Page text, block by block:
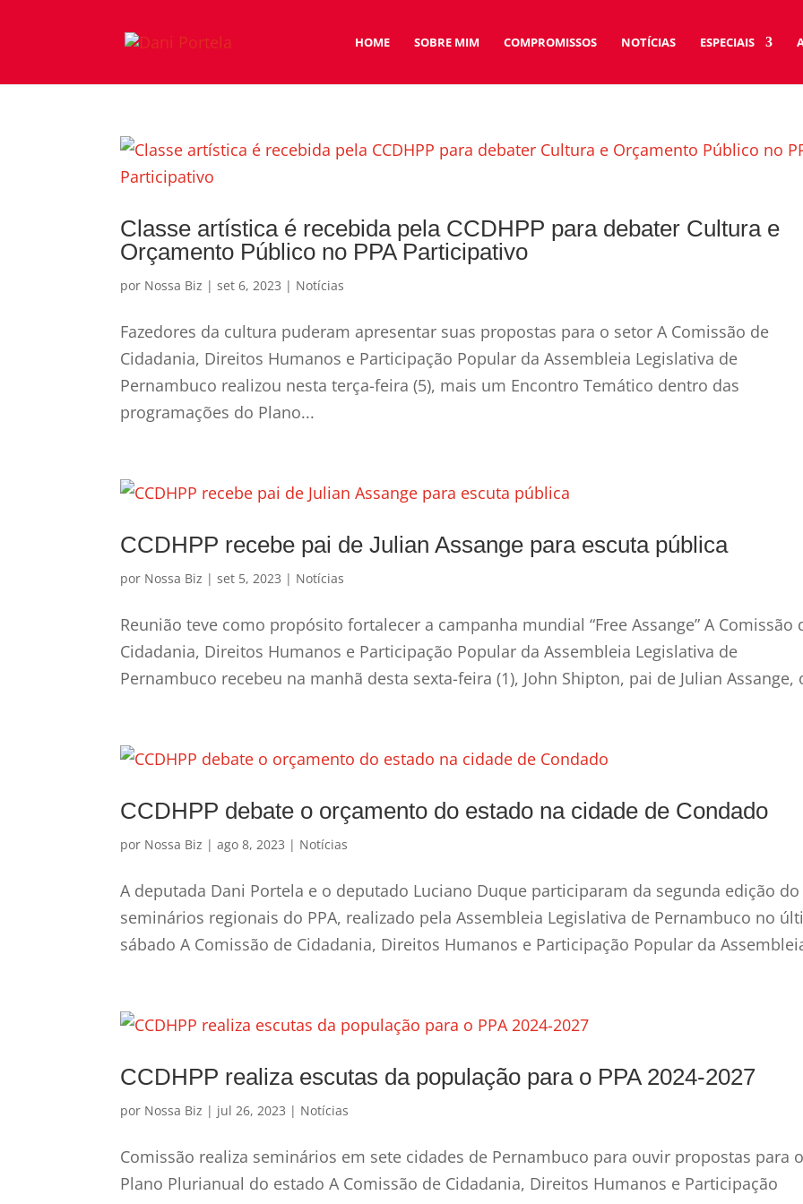
HOME SOBRE MIM COMPROMISSOS NOTÍCIAS ESPECIAIS
Classe artística é recebida pela CCDHPP para debater Cultura e
Orçamento Público no PPA Participativo
por Nossa Biz |set 6, 2023 | Notícias
Fazedores da cultura puderam apresentar suas propostas para o setor A Comissão de
Cidadania, Direitos Humanos e Participação Popular da Assembleia Legislativa de
Pernambuco realizou nesta terça-feira (5), mais um Encontro Temático dentro das
programações do Plano...
CCDHPP recebe pai de Julian Assange para escuta pública
por Nossa Biz |set 5, 2023 | Notícias
Reunião teve como propósito fortalecer a campanha mundial “Free Assange” A Comissão
Cidadania, Direitos Humanos e Participação Popular da Assembleia Legislativa de
Pernambuco recebeu na manhã desta sexta-feira (1), John Shipton, pai de Julian Assange,
CCDHPP debate o orçamento do estado na cidade de Condado
por Nossa Biz |ago 8, 2023 | Notícias
A deputada Dani Portela e o deputado Luciano Duque participaram da segunda edição do
seminários regionais do PPA, realizado pela Assembleia Legislativa de Pernambuco no
sábado A Comissão de Cidadania, Direitos Humanos e Participação Popular da
CCDHPP realiza escutas da população para o PPA 2024-2027
por Nossa Biz | jul 26, 2023 | Notícias
Comissão realiza seminários em sete cidades de Pernambuco para ouvir propostas para o
Plano Plurianual do estado A Comissão de Cidadania, Direitos Humanos e Participação